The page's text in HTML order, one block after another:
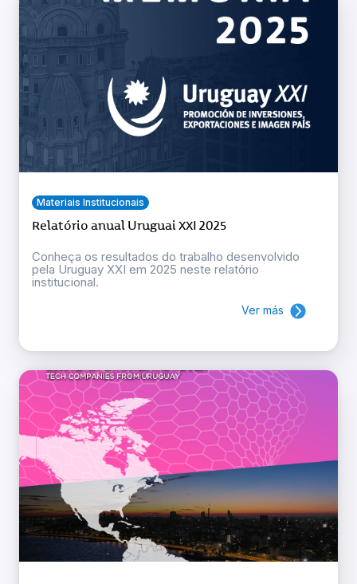
Materiais Institucionais
Relatório anual Uruguai XXI 2025
Conheça os resultados do trabalho desenvolvido
pela Uruguay XXI em 2025 neste relatório
institucional.
Ver más